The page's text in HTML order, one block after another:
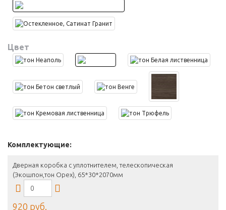
Цвет
Комплектующие:
Дверная коробка с уплотнителем, телескопическая
(Экошпон,тон Орех), 65*30*2070мм
920 руб.